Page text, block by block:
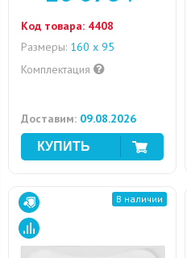
Код товара: 4408
Размеры: 160 x 95
Комплектация
Доставим: 09.08.2026
В наличии